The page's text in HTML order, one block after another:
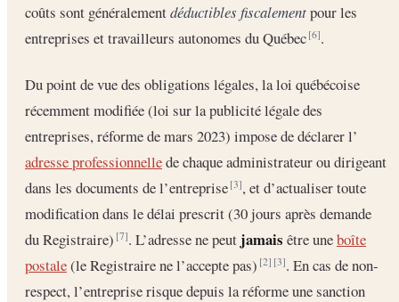
coûts sont généralementdéductibles fiscalementpour les
entreprises et travailleurs autonomes du Québec[6].
Du point de vue des obligations légales, la loi québécoise
récemment modifiée (loi sur la publicité légale des
entreprises, réforme de mars 2023) impose de déclarer l’
adresse professionnellede chaque administrateur ou dirigeant
dans les documents de l’entreprise[3], et d’actualiser toute
modification dans le délai prescrit (30 jours après demande
du Registraire)[7]. L’adresse ne peut jamais être uneboîte
postale(le Registraire ne l’accepte pas)[2] [3]. En cas de non‐
respect, l’entreprise risque depuis la réforme une sanction